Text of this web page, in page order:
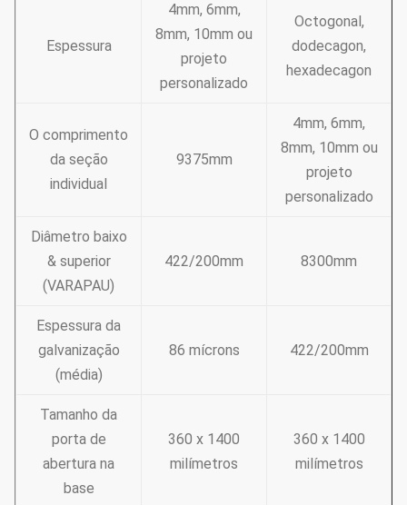
Espessura
4mm, 6mm,
8mm, 10mm ou
projeto
personalizado
Octogonal,
dodecagon,
hexadecagon
O comprimento
da seção
individual
9375mm
4mm, 6mm,
8mm, 10mm ou
projeto
personalizado
Diâmetro baixo
& superior
(VARAPAU)
422/200mm 8300mm
Espessura da
galvanização
(média)
86 mícrons 422/200mm
Tamanho da
porta de
abertura na
base
360 x 1400
milímetros
360 x 1400
milímetros